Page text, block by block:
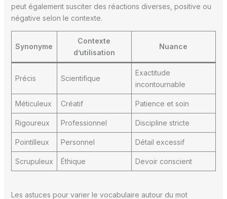
peut également susciter des réactions diverses, positive ou
négative selon le contexte.
Synonyme
Contexte
d’utilisation
Nuance
Précis Scientifique
Exactitude
incontournable
Méticuleux Créatif Patience et soin
Rigoureux Professionnel Discipline stricte
Pointilleux Personnel Détail excessif
Scrupuleux Éthique Devoir conscient
Les astuces pour varier le vocabulaire autour du mot